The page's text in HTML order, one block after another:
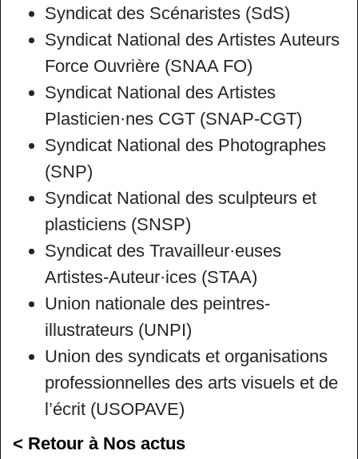
Syndicat des Scénaristes (SdS)
Syndicat National des Artistes Auteurs
Force Ouvrière (SNAA FO)
Syndicat National des Artistes
Plasticien·nes CGT (SNAP-CGT)
Syndicat National des Photographes
(SNP)
Syndicat National des sculpteurs et
plasticiens (SNSP)
Syndicat des Travailleur·euses
Artistes-Auteur·ices (STAA)
Union nationale des peintres-
illustrateurs (UNPI)
Union des syndicats et organisations
professionnelles des arts visuels et de
l’écrit (USOPAVE)
< Retour à Nos actus